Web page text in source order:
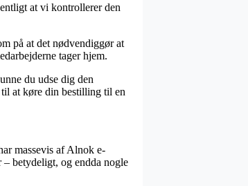
at vi kontrollerer den
på at det nødvendiggør at
tager hjem.
du udse dig den
at køre din bestilling til en
massevis af Alnok e-
betydeligt, og endda nogle